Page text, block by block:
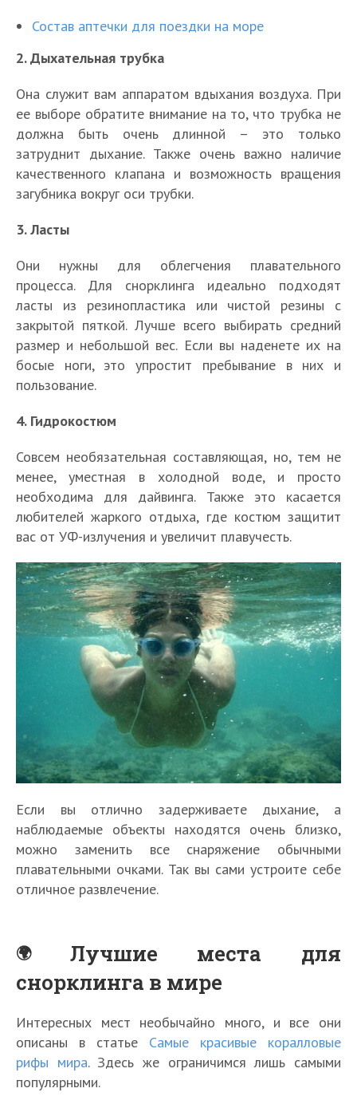
Состав аптечки для поездки на море
2. Дыхательная трубка
Она служит вам аппаратом вдыхания воздуха. При
ее выборе обратите внимание на то, что трубка не
должна быть очень длинной – это только
затруднит дыхание. Также очень важно наличие
качественного клапана и возможность вращения
загубника вокруг оси трубки.
3. Ласты
Они нужны для облегчения плавательного
процесса. Для снорклинга идеально подходят
ласты из резинопластика или чистой резины с
закрытой пяткой. Лучше всего выбирать средний
размер и небольшой вес. Если вы наденете их на
босые ноги, это упростит пребывание в них и
пользование.
4. Гидрокостюм
Совсем необязательная составляющая, но, тем не
менее, уместная в холодной воде, и просто
необходима для дайвинга. Также это касается
любителей жаркого отдыха, где костюм защитит
вас от УФ-излучения и увеличит плавучесть.
Если вы отлично задерживаете дыхание, а
наблюдаемые объекты находятся очень близко,
можно заменить все снаряжение обычными
плавательными очками. Так вы сами устроите себе
отличное развлечение.
Лучшие места для
снорклинга в мире
Интересных мест необычайно много, и все они
описаны в статье Самые красивые коралловые
рифы мира. Здесь же ограничимся лишь самыми
популярными.